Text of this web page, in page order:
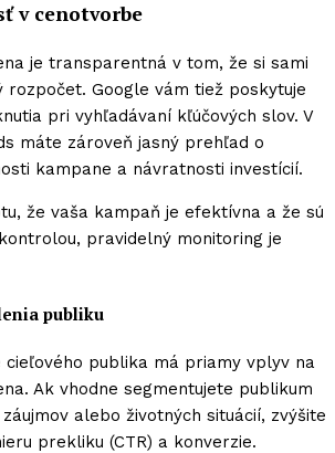
v cenotvorbe
je transparentná v tom, že si sami
rozpočet. Google vám tiež poskytuje
pri vyhľadávaní kľúčových slov. V
máte zároveň jasný prehľad o
kampane a návratnosti investícií.
že vaša kampaň je efektívna a že sú
pravidelný monitoring je
publiku
cieľového publika má priamy vplyv na
Ak vhodne segmentujete publikum
alebo životných situácií, zvýšite
prekliku (CTR) a konverzie.